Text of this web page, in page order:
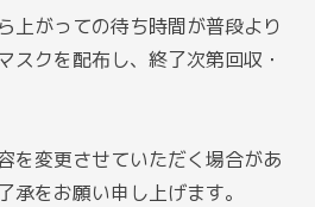
上がっての待ち時間が普段より
スクを配布し、終了次第回収・
を変更させていただく場合があ
承をお願い申し上げます。